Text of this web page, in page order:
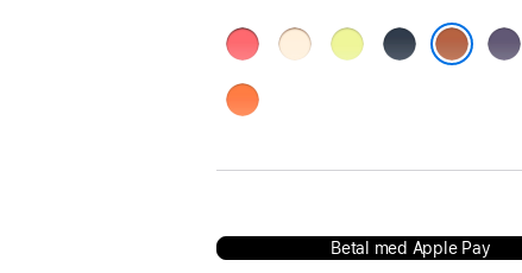
guavapink
vaniljeneongulmidnat
sart
orange
Betal med Apple Pay